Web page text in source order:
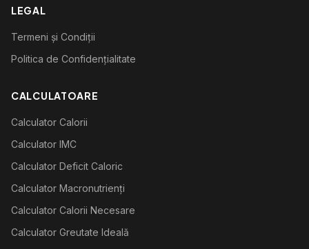
LEGAL
Termeni și Condiții
Politica de Confidențialitate
CALCULATOARE
Calculator Calorii
Calculator IMC
Calculator Deficit Caloric
Calculator Macronutrienți
Calculator Calorii Necesare
Calculator Greutate Ideală